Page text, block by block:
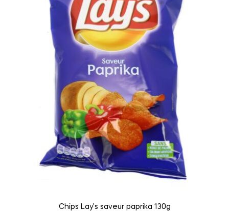
Chips Lay’s saveur paprika 130g